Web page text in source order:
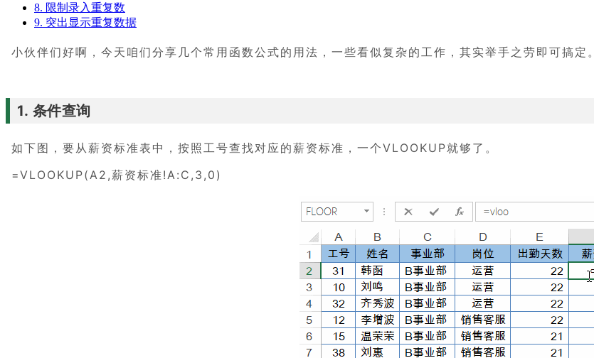
8. 限制录入重复数
9. 突出显示重复数据
小伙伴们好啊，今天咱们分享几个常用函数公式的用法，一些看似复杂的工作，其实举手之劳即可搞定。
1. 条件查询
如下图，要从薪资标准表中，按照工号查找对应的薪资标准，一个VLOOKUP就够了。
=VLOOKUP(A2,薪资标准!A:C,3,0)